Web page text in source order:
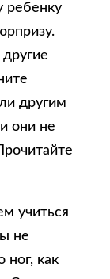
ребенку
другим
они не
учиться
не
ног, как